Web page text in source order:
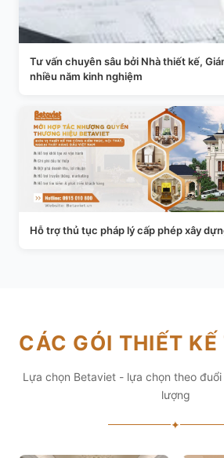
Tư vấn chuyên sâu bởi Nhà thiết kế,
nhiều năm kinh nghiệm
Hỗ trợ thủ tục pháp lý cấp phép xây
CÁC GÓI THIẾT KẾ
Lựa chọn Betaviet - lựa chọn theo
lượng
✦